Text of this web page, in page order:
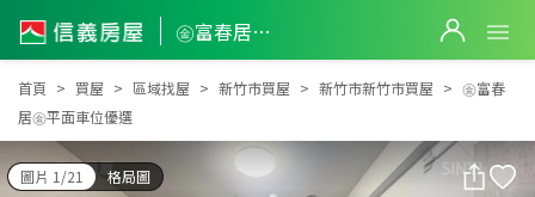
㊎富春居㊎平面車位優選
㊎富春居㊎平面車位優選
首頁 買屋 區域找屋 新竹市買屋 新竹市新竹市買屋
㊎富春
居㊎平面車位優選
圖片 1/21 格局圖